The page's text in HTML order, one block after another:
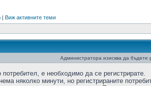
| Виж активните теми
Администратора изисква да бъдете
потребител, е необходимо да се регистрирате.
няколко минути, но регистрираните